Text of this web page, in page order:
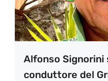
Alfonso Signorini
conduttore del